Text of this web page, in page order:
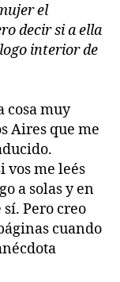
el
decir si a ella
interior de
cosa muy
Aires que me
vos me leés
a solas y en
Pero creo
cuando